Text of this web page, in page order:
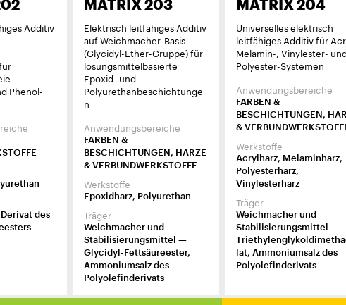
Additiv
Phenol-
des
MATRIX 203
Elektrisch leitfähiges Additiv
auf Weichmacher-Basis
(Glycidyl-Ether-Gruppe) für
lösungsmittelbasierte
Epoxid- und
Polyurethanbeschichtunge
n
Anwendungsbereiche
FARBEN &
BESCHICHTUNGEN, HARZE
& VERBUNDWERKSTOFFE
Werkstoffe
Epoxidharz, Polyurethan
Träger
Weichmacher und
Stabilisierungsmittel —
Glycidyl-Fettsäureester,
Ammoniumsalz des
Polyolefinderivats
MATRIX 204
Universelles elektrisch
leitfähiges Additiv für
Melamin-, Vinylester-
Polyester-Systemen
Anwendungsbereiche
FARBEN &
BESCHICHTUNGEN,
&
Werkstoffe
Acrylharz, Melaminharz,
Polyesterharz,
Vinylesterharz
Träger
Weichmacher und
Stabilisierungsmittel —
lat, Ammoniumsalz des
Polyolefinderivats